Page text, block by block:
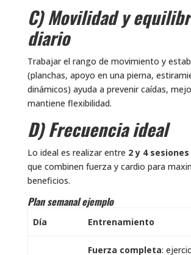
C) Movilidad y
diario
Trabajar el rango de movimiento y
(planchas, apoyo en una pierna,
dinámicos) ayuda a prevenir caídas,
mantiene flexibilidad.
D) Frecuencia ideal
Lo ideal es realizar entre 2 y 4
que combinen fuerza y cardio para
beneficios.
Plan semanal ejemplo
Día Entrenamiento
Fuerza completa: